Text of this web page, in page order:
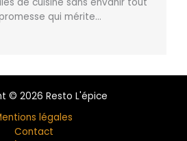
qui mérite…
© 2026 Resto L'épice
légales
Contact